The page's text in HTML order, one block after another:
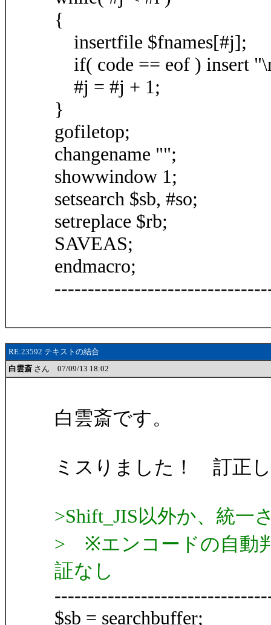
{
insertfile $fnames[#j];
if( code == eof ) insert
#j = #j + 1;
}
gofiletop;
changename "";
showwindow 1;
setsearch $sb, #so;
setreplace $rb;
SAVEAS;
endmacro;
RE:23592 テキストの結合
白雲斎 さん 07/09/13 18:02
白雲斎です。
ミスりました！ 訂正
>Shift_JIS以外か、統一
> ※エンコードの自動
証なし
$sb = searchbuffer;